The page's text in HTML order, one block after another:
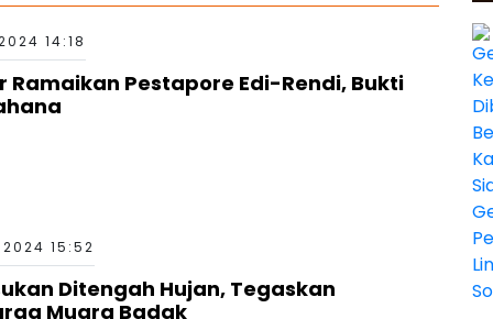
14:18
Ramaikan Pestapore Edi-Rendi, Bukti
15:52
Ditengah Hujan, Tegaskan
Muara Badak